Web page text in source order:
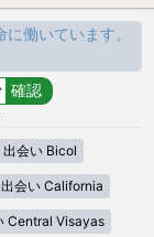
働いています。
出会い Bicol
出会い California
Central Visayas